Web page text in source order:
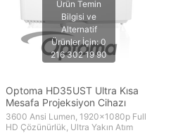
Optoma HD35UST Ultra Kısa
Mesafa Projeksiyon Cihazı
3600 Ansi Lumen, 1920x1080p Full
HD Çözünürlük, Ultra Yakın Atım